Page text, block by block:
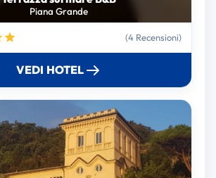
Piana Grande
(4 Recensioni)
VEDI HOTEL